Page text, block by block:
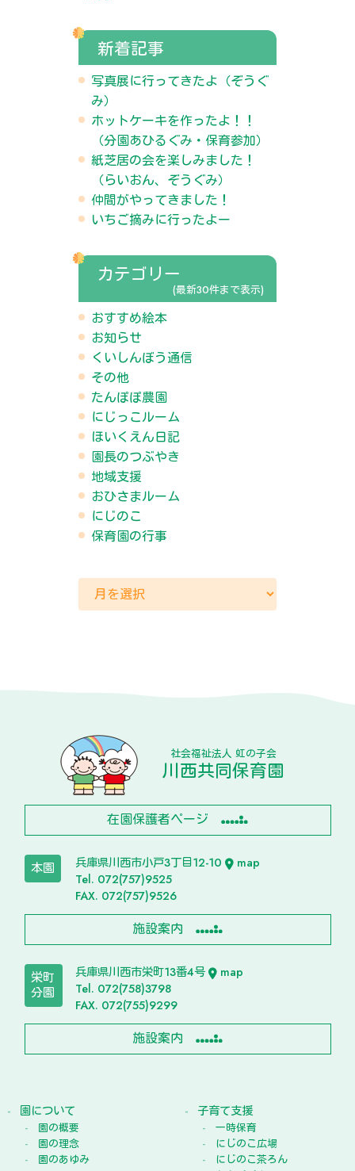
新着記事
写真展に行ってきたよ（ぞうぐ
み）
ホットケーキを作ったよ！！
（分園あひるぐみ・保育参加）
紙芝居の会を楽しみました！
（らいおん、ぞうぐみ）
仲間がやってきました！
いちご摘みに行ったよー
カテゴリー
(最新30件まで表示)
おすすめ絵本
お知らせ
くいしんぼう通信
その他
たんぽぽ農園
にじっこルーム
ほいくえん日記
園長のつぶやき
地域支援
おひさまルーム
にじのこ
保育園の行事
社会福祉法人 虹の子会
川西共同保育園
在園保護者ページ
本園 兵庫県川西市小戸3丁目12-10
map
Tel. 072(757)9525
FAX. 072(757)9526
施設案内
栄町
分園
兵庫県川西市栄町13番4号
map
Tel. 072(758)3798
FAX. 072(755)9299
施設案内
園について
園の概要
園の理念
園のあゆみ
子育て支援
一時保育
にじのこ広場
にじのこ茶ろん